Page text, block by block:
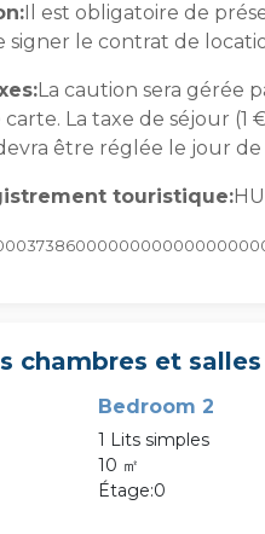
Il est obligatoire de
signer le contrat de
La caution sera gérée
La taxe de séjour
être réglée le jour de
touristique:
chambres et
Bedroom 2
1 Lits simples
10 ㎡
Étage:0